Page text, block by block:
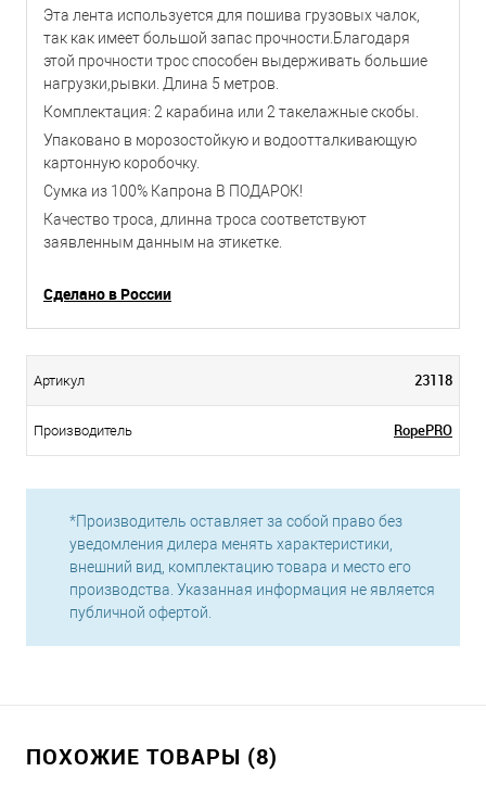
Эта лента используется для пошива грузовых чалок,
так как имеет большой запас прочности.Благодаря
этой прочности трос способен выдерживать большие
нагрузки,рывки. Длина 5 метров.
Комплектация: 2 карабина или 2 такелажные скобы.
Упаковано в морозостойкую и водоотталкивающую
картонную коробочку.
Сумка из 100% Капрона В ПОДАРОК!
Качество троса, длинна троса соответствуют
заявленным данным на этикетке.
Сделано в России
Артикул 23118
Производитель RopePRO
*Производитель оставляет за собой право без
уведомления дилера менять характеристики,
внешний вид, комплектацию товара и место его
производства. Указанная информация не является
публичной офертой.
ПОХОЖИЕ ТОВАРЫ (8)